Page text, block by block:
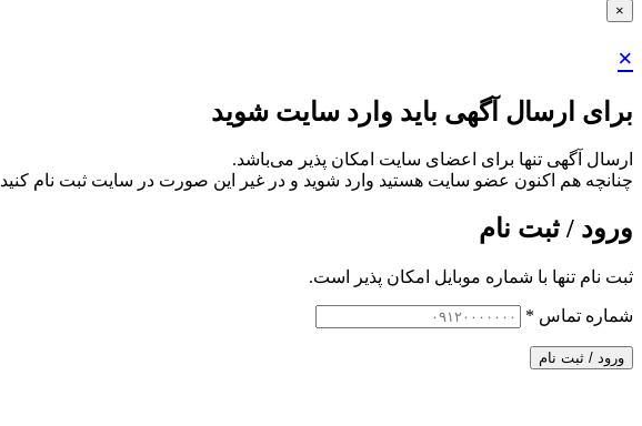
×
×
برای ارسال آگهی باید وارد سایت شوید
ارسال آگهی تنها برای اعضای سایت امکان پذیر می‌باشد.
چنانچه هم‌ اکنون عضو سایت هستید وارد شوید و در غیر این صورت در سایت ثبت نام کنید
ورود / ثبت نام
ثبت نام تنها با شماره موبایل امکان پذیر است.
شماره تماس *
ورود / ثبت نام